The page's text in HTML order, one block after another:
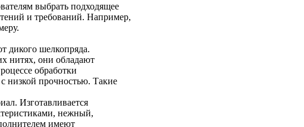
выбрать подходящее
и требований. Например,
дикого шелкопряда.
нитях, они обладают
обработки
с низкой прочностью. Такие
Изготавливается
нежный,
имеют